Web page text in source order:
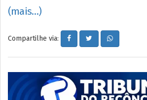
(mais…)
Compartilhe via: